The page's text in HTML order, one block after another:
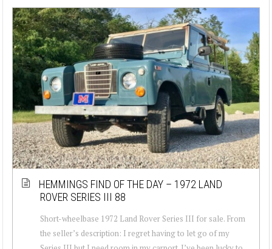
HEMMINGS FIND OF THE DAY – 1972 LAND
ROVER SERIES III 88
Short-wheelbase 1972 Land Rover Series III for sale. From
the seller’s description: I regret having to let go of my